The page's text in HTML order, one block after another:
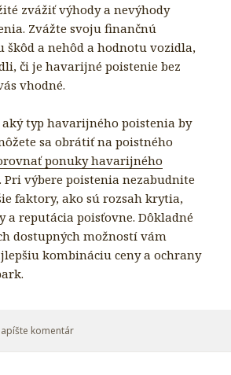
zvážiť výhody a nevýhody
Zvážte svoju finančnú
a nehôd a hodnotu vozidla,
či je havarijné poistenie bez
vhodné.
typ havarijného poistenia by
sa obrátiť na poistného
ponuky havarijného
. Pri výbere poistenia nezabudnite
faktory, ako sú rozsah krytia,
a reputácia poisťovne. Dôkladné
dostupných možností vám
kombináciu ceny a ochrany
komentár